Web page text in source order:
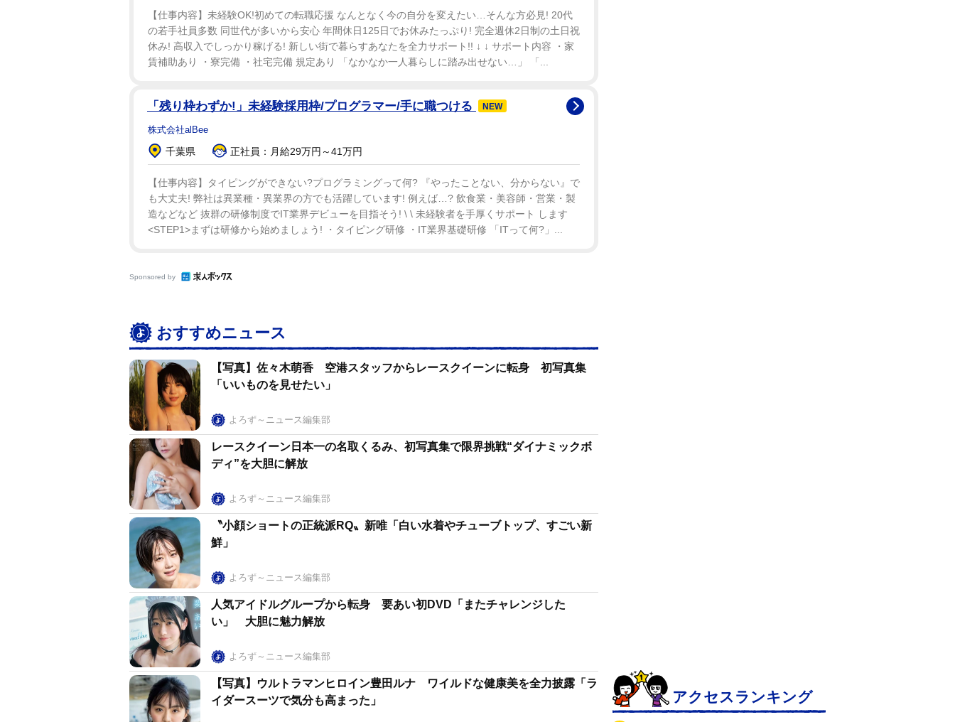
気を引き締め直していた。
【仕事内容】未経験OK!初めての転職応援 なんとなく今の自分を変えたい…そんな方必見! 20代
の若手社員多数 同世代が多いから安心 年間休日125日でお休みたっぷり! 完全週休2日制の土日祝
休み! 高収入でしっかり稼げる! 新しい街で暮らすあなたを全力サポート!! ↓ ↓ サポート内容 ・家
賃補助あり ・寮完備 ・社宅完備 規定あり 「なかなか一人暮らしに踏み出せない…」 「...
「残り枠わずか!」未経験採用枠/プログラマー/手に職つける NEW
株式会社alBee
千葉県 正社員：月給29万円～41万円
【仕事内容】タイピングができない?プログラミングって何? 『やったことない、分からない』で
も大丈夫! 弊社は異業種・異業界の方でも活躍しています! 例えば…? 飲食業・美容師・営業・製
造などなど 抜群の研修制度でIT業界デビューを目指そう! \ \ 未経験者を手厚くサポート します
<STEP1>まずは研修から始めましょう! ・タイピング研修 ・IT業界基礎研修 「ITって何?」...
Sponsored by
おすすめニュース
【写真】佐々木萌香 空港スタッフからレースクイーンに転身 初写真集
「いいものを見せたい」
よろず～ニュース編集部
レースクイーン日本一の名取くるみ、初写真集で限界挑戦“ダイナミックボ
ディ”を大胆に解放
よろず～ニュース編集部
〝小顔ショートの正統派RQ〟新唯「白い水着やチューブトップ、すごい新
鮮」
よろず～ニュース編集部
人気アイドルグループから転身 要あい初DVD「またチャレンジした
い」 大胆に魅力解放
よろず～ニュース編集部
【写真】ウルトラマンヒロイン豊田ルナ ワイルドな健康美を全力披露「ラ
イダースーツで気分も高まった」
アクセスランキング